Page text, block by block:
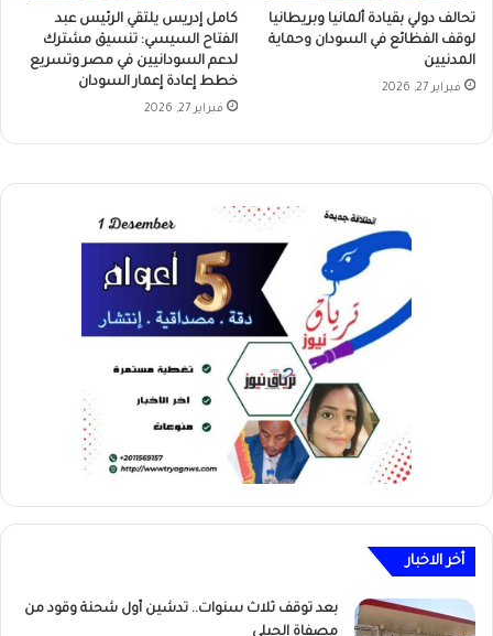
تحالف دولي بقيادة ألمانيا وبريطانيا
لوقف الفظائع في السودان وحماية
المدنيين
فبراير 27, 2026
كامل إدريس يلتقي الرئيس عبد
الفتاح السيسي: تنسيق مشترك
لدعم السودانيين في مصر وتسريع
خطط إعادة إعمار السودان
فبراير 27, 2026
أخر الاخبار
بعد توقف ثلاث سنوات.. تدشين أول شحنة وقود من
مصفاة الجيلي